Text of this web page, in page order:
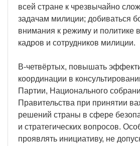
всей стране к чрезвычайно
задачам милиции; добиваться
внимания к режиму и политике
кадров и сотрудников милиции.
В-четвёртых, повышать
координации в
Партии, Национального
Правительства при принятии
решений страны в сфере
и стратегических вопросов.
проявлять инициативу, не